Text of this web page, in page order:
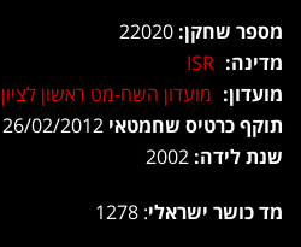
מספר שחקן:
מדינה: ISR
מועדון: מועדון השח-מט ראשון לציון
תוקף כרטיס שחמטאי
שנת לידה:
מד כושר ישראלי: 1278